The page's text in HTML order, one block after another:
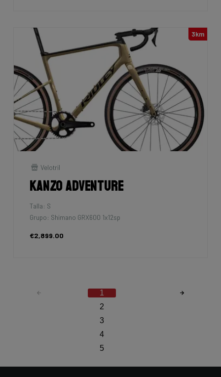
3km
Velotril
Kanzo Adventure
Talla: S
Grupo: Shimano GRX600 1x12sp
€2,899.00
1
2
3
4
5